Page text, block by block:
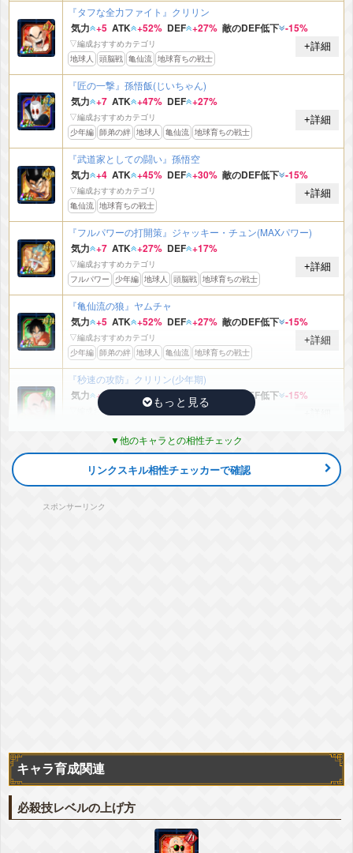
『タフな全力ファイト』クリリン
気力 +5 ATK +52% DEF +27% 敵のDEF低下 -15%
▽編成おすすめカテゴリ
地球人
頭脳戦 亀仙流 地球育ちの戦士
+詳細
『匠の一撃』孫悟飯(じいちゃん)
気力 +7 ATK +47% DEF +27%
▽編成おすすめカテゴリ
少年編 師弟の絆 地球人 亀仙流 地球育ちの戦士
+詳細
『武道家としての闘い』孫悟空
気力 +4 ATK +45% DEF +30% 敵のDEF低下 -15%
▽編成おすすめカテゴリ
亀仙流 地球育ちの戦士
+詳細
『フルパワーの打開策』ジャッキー・チュン(MAXパワー)
気力 +7 ATK +27% DEF +17%
▽編成おすすめカテゴリ
フルパワー
少年編 地球人 頭脳戦 地球育ちの戦士
+詳細
『亀仙流の狼』ヤムチャ
気力 +5 ATK +52% DEF +27% 敵のDEF低下 -15%
▽編成おすすめカテゴリ
少年編 師弟の絆 地球人 亀仙流 地球育ちの戦士
+詳細
『秒速の攻防』クリリン(少年期)
気力 +5 +52% +27% 敵のDEF低下 -15%
▽編成おすすめカテゴリ
『本家の大技』亀仙人(MAXパワー)
気力 +6 ATK +40% DEF +30%
▽編成おすすめカテゴリ
+詳細
▽編成おすすめカテゴリ
フルパワー
他のキャラとの相性チェック
リンクスキル相性チェッカーで確認
スポンサーリンク
キャラ育成関連
必殺技レベルの上げ方